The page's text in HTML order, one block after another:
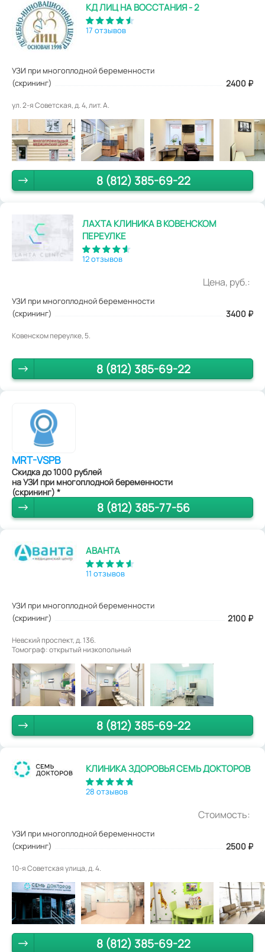
КД ЛИЦ НА ВОССТАНИЯ - 2
17 отзывов
УЗИ при многоплодной беременности
(скрининг)
2400 ₽
ул. 2-я Советская, д. 4, лит. А.
8 (812) 385-69-22
ЛАХТА КЛИНИКА В КОВЕНСКОМ
ПЕРЕУЛКЕ
12 отзывов
Цена, руб.:
УЗИ при многоплодной беременности
(скрининг)
3400 ₽
Ковенском переулке, 5.
8 (812) 385-69-22
MRT-VSPB
Скидка до 1000 рублей
на УЗИ при многоплодной беременности
(скрининг) *
8 (812) 385-77-56
АВАНТА
11 отзывов
УЗИ при многоплодной беременности
(скрининг)
2100 ₽
Невский проспект, д. 136.
Томограф: открытый низкопольный
8 (812) 385-69-22
КЛИНИКА ЗДОРОВЬЯ СЕМЬ ДОКТОРОВ
28 отзывов
Стоимость:
УЗИ при многоплодной беременности
(скрининг)
2500 ₽
10-я Советская улица, д. 4.
8 (812) 385-69-22